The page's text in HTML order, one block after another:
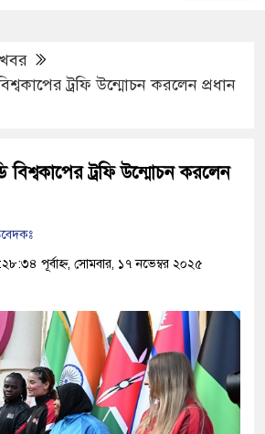
ট্রফি উন্মোচন করলেন প্রধান
বিশ্বকাপের ট্রফি উন্মোচন করলেন
পূর্বাহ্ন, সোমবার, ১৭ নভেম্বর ২০২৫